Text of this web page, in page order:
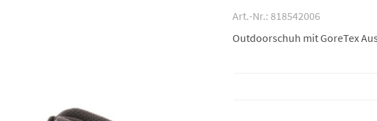
Art.-Nr.: 818542006
Outdoorschuh mit GoreTex